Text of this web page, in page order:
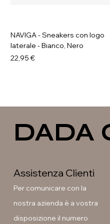
NAVIGA - Sneakers con logo
laterale - Bianco, Nero
Prezzo
22,95 €
Soleil - Anfibi con fibbia e
GAVI - Stivaletti con fibbia e
DADA
Assistenza Clienti
Per comunicare con la
nostra azienda è a vostra
disposizione il numero